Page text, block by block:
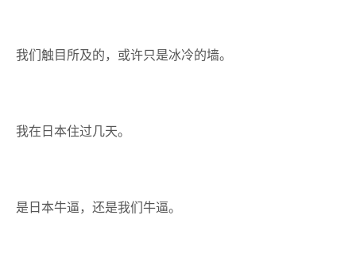
我们触目所及的，或许只是冰冷的墙。
我在日本住过几天。
是日本牛逼，还是我们牛逼。